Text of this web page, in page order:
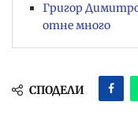
Григор
отне много
СПОДЕЛИ